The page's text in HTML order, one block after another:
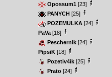
Opossum1 [23]
PANYCH [25]
POZEMULKA [24]
PaVa [18]
Peschernik [24]
PipsiK [18]
Pozetiv4ik [25]
Prato [24]